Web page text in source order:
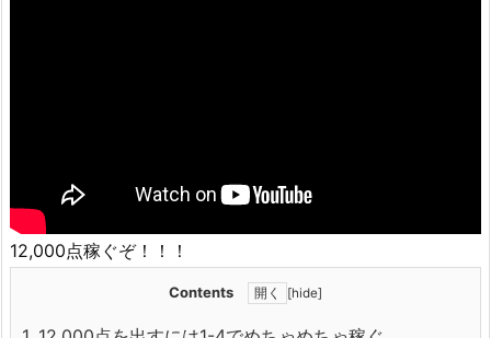
12,000点稼ぐぞ！！！
Contents [hide]